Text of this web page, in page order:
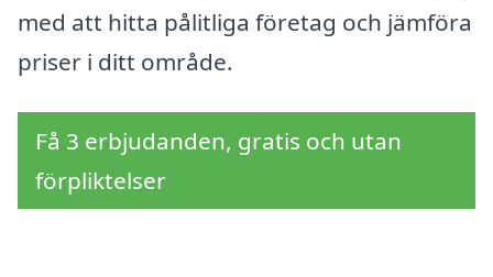
med att hitta pålitliga företag och jämföra
priser i ditt område.
Få 3 erbjudanden, gratis och utan
förpliktelser